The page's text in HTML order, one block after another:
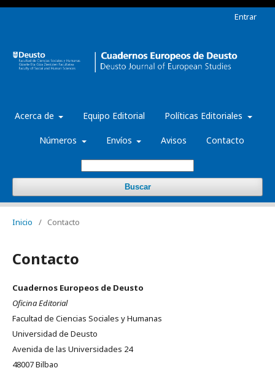
Acerca de Equipo Editorial Políticas Editoriales
Números Envíos Avisos Contacto
Buscar
Entrar
Inicio / Contacto
Contacto
Cuadernos Europeos de Deusto
Oficina Editorial
Facultad de Ciencias Sociales y Humanas
Universidad de Deusto
Avenida de las Universidades 24
48007 Bilbao